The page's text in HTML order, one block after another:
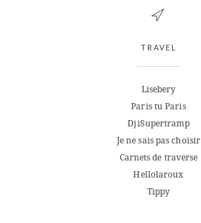
TRAVEL
Lisebery
Paris tu Paris
DjiSupertramp
Je ne sais pas choisir
Carnets de traverse
Hellolaroux
Tippy